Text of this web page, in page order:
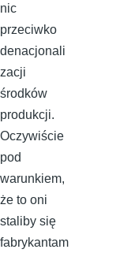
nic
przeciwko
denacjonali
zacji
środków
produkcji.
Oczywiście
pod
warunkiem,
że to oni
staliby się
fabrykantam